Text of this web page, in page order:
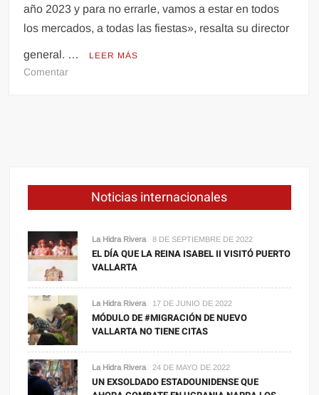
año 2023 y para no errarle, vamos a estar en todos
los mercados, a todas las fiestas», resalta su director
general. … LEER MÁS
Comentaren
el
mundo
creará
otro
banco
y
será
tipo
fintech
Noticias internacionales
La Hidra Rivera 8 DE SEPTIEMBRE DE 2022
EL DÍA QUE LA REINA ISABEL II VISITÓ PUERTO
VALLARTA
La Hidra Rivera 17 DE JUNIO DE 2022
MÓDULO DE #MIGRACIÓN DE NUEVO
VALLARTA NO TIENE CITAS
La Hidra Rivera 24 DE MAYO DE 2022
UN EXSOLDADO ESTADOUNIDENSE QUE